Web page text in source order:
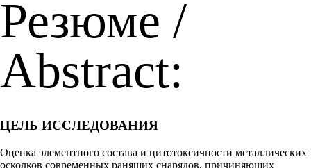
Резюме /
Abstract:
ЦЕЛЬ ИССЛЕДОВАНИЯ
Оценка элементного состава и цитотоксичности металлических
осколков современных ранящих снарядов, причиняющих